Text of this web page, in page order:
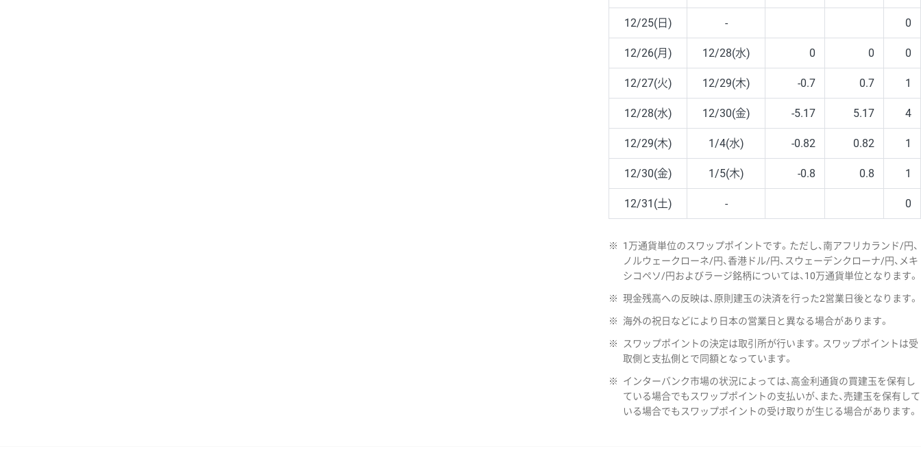
12/25(日) - 0
12/26(月) 12/28(水) 0 0 0
12/27(火) 12/29(木) -0.7 0.7 1
12/28(水) 12/30(金) -5.17 5.17 4
12/29(木) 1/4(水) -0.82 0.82 1
12/30(金) 1/5(木) -0.8 0.8 1
12/31(土) - 0
※
1万通貨単位のスワップポイントです。ただし、南アフリカランド/円、
ノルウェークローネ/円、香港ドル/円、スウェーデンクローナ/円、メキ
シコペソ/円およびラージ銘柄については、10万通貨単位となります。
※ 現金残高への反映は、原則建玉の決済を行った2営業日後となります。
※ 海外の祝日などにより日本の営業日と異なる場合があります。
※
スワップポイントの決定は取引所が行います。スワップポイントは受
取側と支払側とで同額となっています。
※
インターバンク市場の状況によっては、高金利通貨の買建玉を保有し
ている場合でもスワップポイントの支払いが、また、売建玉を保有して
いる場合でもスワップポイントの受け取りが生じる場合があります。